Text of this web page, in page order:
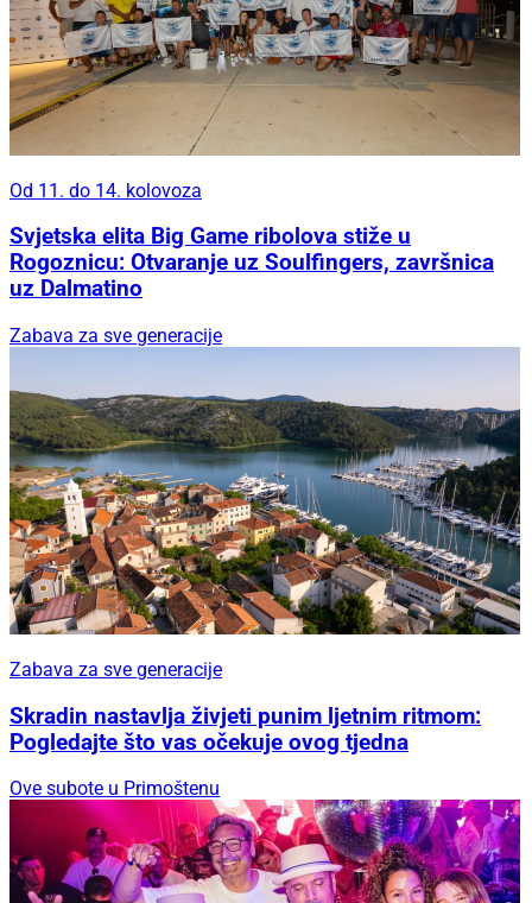
Od 11. do 14. kolovoza
Svjetska elita Big Game ribolova stiže u
Rogoznicu: Otvaranje uz Soulfingers, završnica
uz Dalmatino
Zabava za sve generacije
Zabava za sve generacije
Skradin nastavlja živjeti punim ljetnim ritmom:
Pogledajte što vas očekuje ovog tjedna
Ove subote u Primoštenu